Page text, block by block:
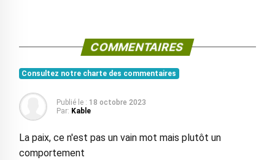
COMMENTAIRES
Consultez notre charte des commentaires
Publié le : 18 octobre 2023
Par: Kable
La paix, ce n'est pas un vain mot mais plutôt un
comportement